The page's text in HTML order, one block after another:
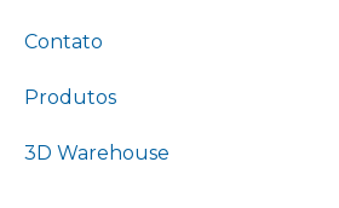
Contato
Produtos
3D Warehouse